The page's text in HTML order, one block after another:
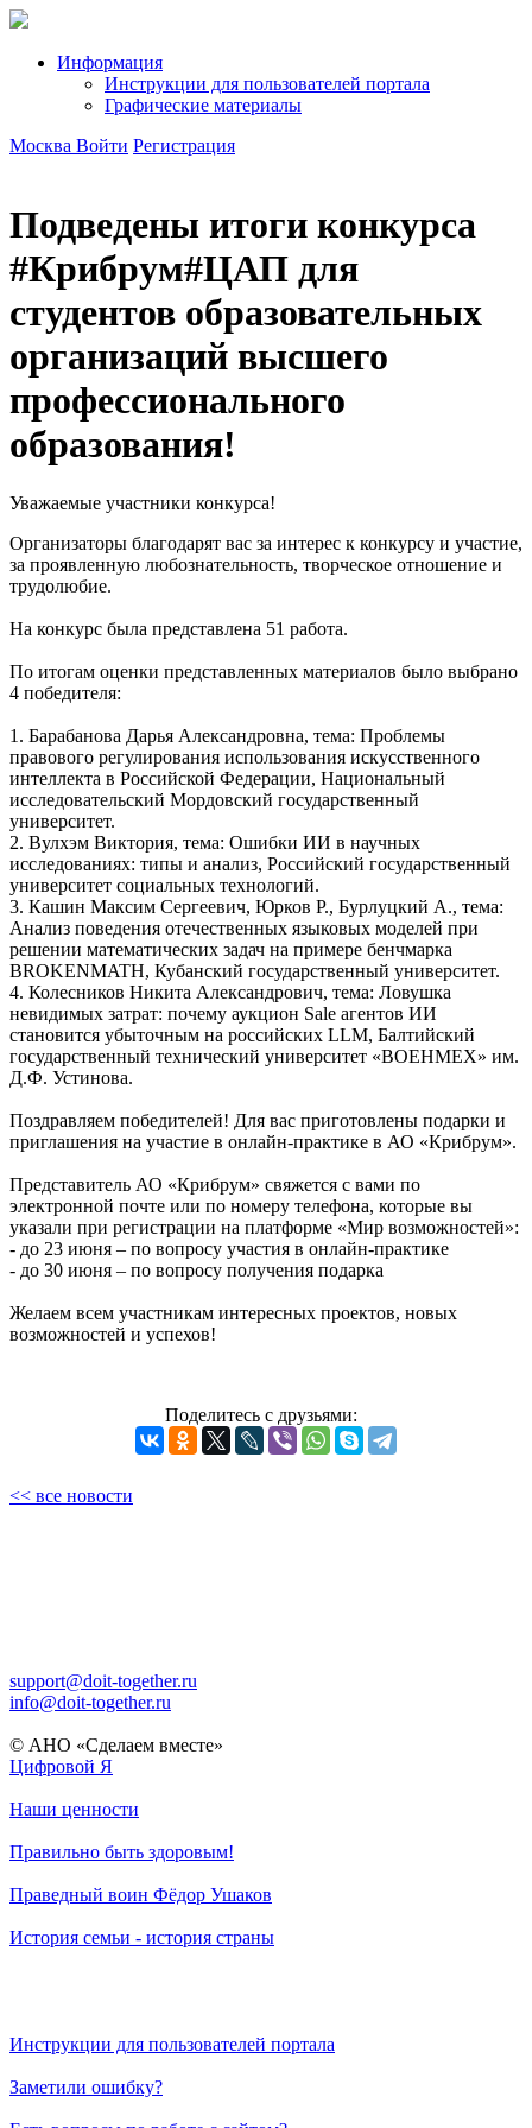
Информация
Инструкции для пользователей портала
Графические материалы
Москва Войти Регистрация
Подведены итоги конкурса
#Крибрум#ЦАП для
студентов образовательных
организаций высшего
профессионального
образования!
Уважаемые участники конкурса!
Организаторы благодарят вас за интерес к конкурсу и участие,
за проявленную любознательность, творческое отношение и
трудолюбие.
На конкурс была представлена 51 работа.
По итогам оценки представленных материалов было выбрано
4 победителя:
1. Барабанова Дарья Александровна, тема: Проблемы
правового регулирования использования искусственного
интеллекта в Российской Федерации, Национальный
исследовательский Мордовский государственный
университет.
2. Вулхэм Виктория, тема: Ошибки ИИ в научных
исследованиях: типы и анализ, Российский государственный
университет социальных технологий.
3. Кашин Максим Сергеевич, Юрков Р., Бурлуцкий А., тема:
Анализ поведения отечественных языковых моделей при
решении математических задач на примере бенчмарка
BROKENMATH, Кубанский государственный университет.
4. Колесников Никита Александрович, тема: Ловушка
невидимых затрат: почему аукцион Sale агентов ИИ
становится убыточным на российских LLM, Балтийский
государственный технический университет «ВОЕНМЕХ» им.
Д.Ф. Устинова.
Поздравляем победителей! Для вас приготовлены подарки и
приглашения на участие в онлайн-практике в АО «Крибрум».
Представитель АО «Крибрум» свяжется с вами по
электронной почте или по номеру телефона, которые вы
указали при регистрации на платформе «Мир возможностей»:
- до 23 июня – по вопросу участия в онлайн-практике
- до 30 июня – по вопросу получения подарка
Желаем всем участникам интересных проектов, новых
возможностей и успехов!
Поделитесь с друзьями:
<< все новости
support@doit-together.ru
info@doit-together.ru
© АНО «Сделаем вместе»
Цифровой Я
Наши ценности
Правильно быть здоровым!
Праведный воин Фёдор Ушаков
История семьи - история страны
Инструкции для пользователей портала
Заметили ошибку?